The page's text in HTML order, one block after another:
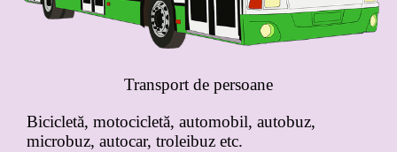
Transport de persoane
Bicicletă, motocicletă, automobil, autobuz,
microbuz, autocar, troleibuz etc.